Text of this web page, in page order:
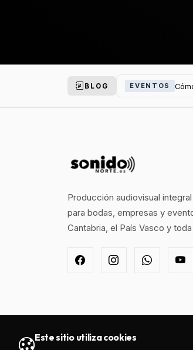
BLOG EVENTOS
Producción audiovisual
para bodas, empresas y
Cantabria, el País Vasco y
Este sitio utiliza cookies